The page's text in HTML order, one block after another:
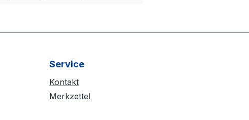
Service
Kontakt
Merkzettel